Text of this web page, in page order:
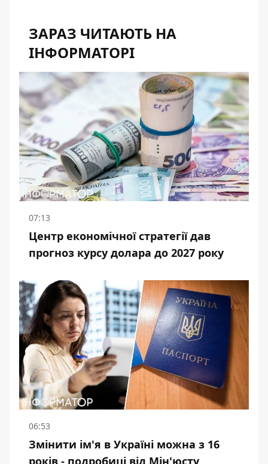
ЗАРАЗ ЧИТАЮТЬ НА
ІНФОРМАТОРІ
07:13
Центр економічної стратегії дав
прогноз курсу долара до 2027 року
06:53
Змінити ім'я в Україні можна з 16
років - подробиці від Мін'юсту